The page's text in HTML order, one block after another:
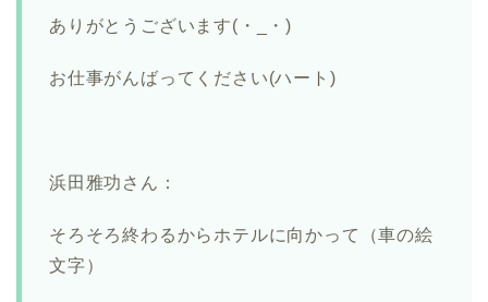
ありがとうございます(・_・)
お仕事がんばってください(ハート)
浜田雅功さん：
そろそろ終わるからホテルに向かって（車の絵
文字）